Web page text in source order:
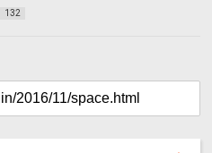
132